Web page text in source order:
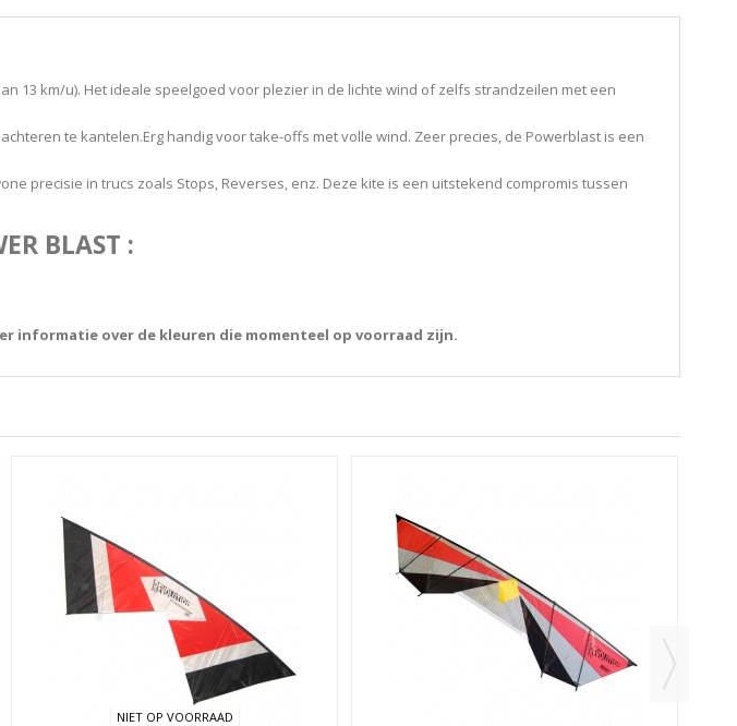
13 km/u). Het ideale speelgoed voor plezier in de lichte wind of zelfs strandzeilen met een
te kantelen.Erg handig voor take-offs met volle wind. Zeer precies, de Powerblast is een
precisie in trucs zoals Stops, Reverses, enz. Deze kite is een uitstekend compromis tussen
BLAST :
informatie over de kleuren die momenteel op voorraad zijn.
NIET OP VOORRAAD